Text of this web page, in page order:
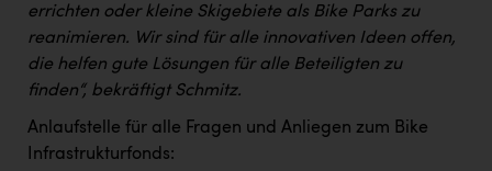
errichten oder kleine Skigebiete als Bike Parks zu
reanimieren. Wir sind für alle innovativen Ideen offen,
die helfen gute Lösungen für alle Beteiligten zu
finden“, bekräftigt Schmitz.
Anlaufstelle für alle Fragen und Anliegen zum Bike
Infrastrukturfonds: